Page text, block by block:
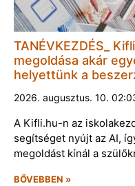
TANÉVKEZDÉS_
megoldása akár
helyettünk a
2026. augusztus. 10.
A Kifli.hu-n az
segítséget nyújt az AI,
megoldást kínál a
BŐVEBBEN »